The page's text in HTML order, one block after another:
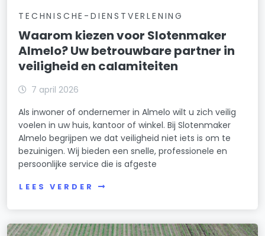
TECHNISCHE-DIENSTVERLENING
Waarom kiezen voor Slotenmaker
Almelo? Uw betrouwbare partner in
veiligheid en calamiteiten
7 april 2026
Als inwoner of ondernemer in Almelo wilt u zich veilig
voelen in uw huis, kantoor of winkel. Bij Slotenmaker
Almelo begrijpen we dat veiligheid niet iets is om te
bezuinigen. Wij bieden een snelle, professionele en
persoonlijke service die is afgeste
LEES VERDER